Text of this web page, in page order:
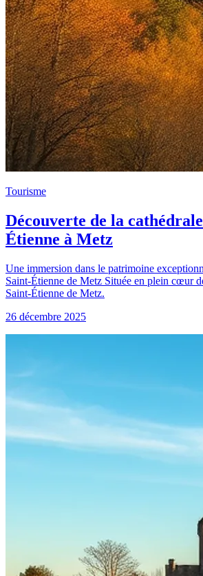
Tourisme
Découverte de la
Étienne à Metz
Une immersion dans le patrimoine
Saint-Étienne de Metz Située en plein cœur
Saint-Étienne de Metz.
26 décembre 2025